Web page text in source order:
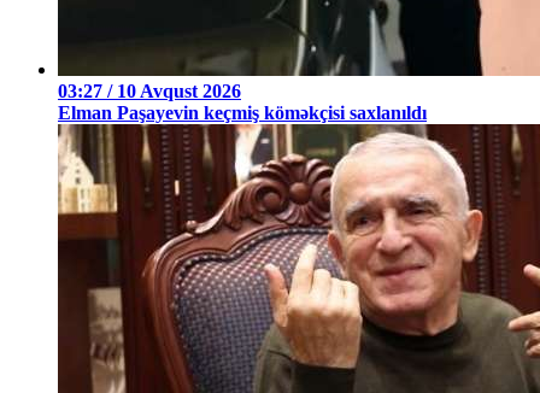
03:27 / 10 Avqust 2026
Elman Paşayevin keçmiş köməkçisi saxlanıldı